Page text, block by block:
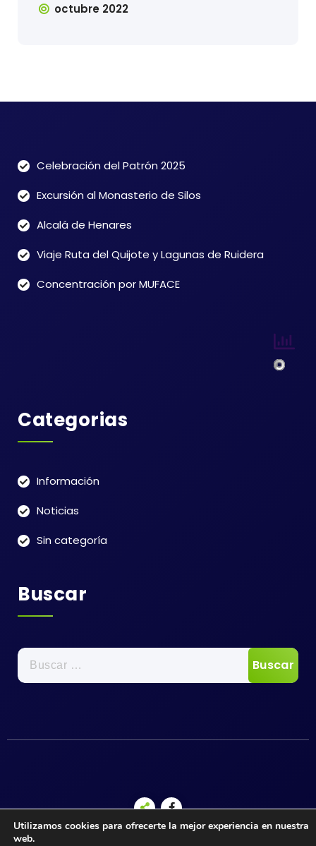
octubre 2022
Celebración del Patrón 2025
Excursión al Monasterio de Silos
Alcalá de Henares
Viaje Ruta del Quijote y Lagunas de Ruidera
Concentración por MUFACE
Categorias
Información
Noticias
Sin categoría
Buscar
Buscar:
Copyright © 2026 Asociación Cultural y Social de
Utilizamos cookies para ofrecerte la mejor experiencia en nuestra
web.